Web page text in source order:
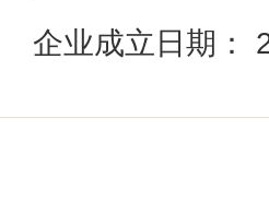
企业成立日期：